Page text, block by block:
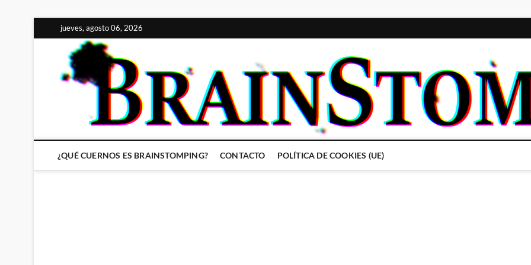
al
contenido
jueves, agosto 06, 2026
¿QUÉ CUERNOS ES BRAINSTOMPING? CONTACTO POLÍTICA DE COOKIES (UE)